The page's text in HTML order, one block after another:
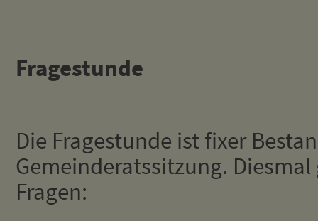
Fragestunde
Die Fragestunde ist fixer
Gemeinderatssitzung.
Fragen: